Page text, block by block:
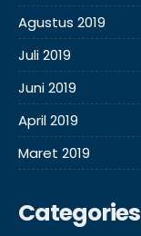
Agustus 2019
Juli 2019
Juni 2019
April 2019
Maret 2019
Categories